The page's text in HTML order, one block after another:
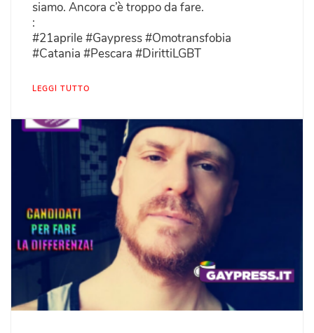
siamo. Ancora c’è troppo da fare.
:
#21aprile #Gaypress #Omotransfobia
#Catania #Pescara #DirittiLGBT
LEGGI TUTTO